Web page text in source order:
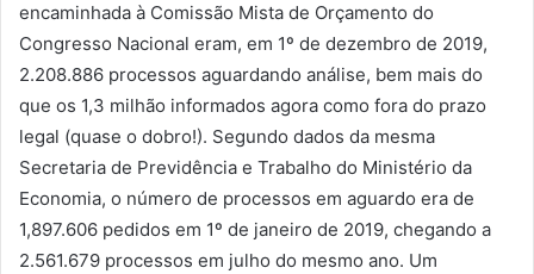
encaminhada à Comissão Mista de Orçamento do
Congresso Nacional eram, em 1º de dezembro de 2019,
2.208.886 processos aguardando análise, bem mais do
que os 1,3 milhão informados agora como fora do prazo
legal (quase o dobro!). Segundo dados da mesma
Secretaria de Previdência e Trabalho do Ministério da
Economia, o número de processos em aguardo era de
1,897.606 pedidos em 1º de janeiro de 2019, chegando a
2.561.679 processos em julho do mesmo ano. Um